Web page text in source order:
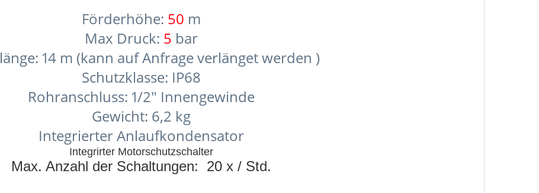
Förderhöhe: 50 m
Max Druck: 5 bar
14 m (kann auf Anfrage verlänget werden )
Schutzklasse: IP68
Rohranschluss: 1/2" Innengewinde
Gewicht: 6,2 kg
Integrierter Anlaufkondensator
Integrirter Motorschutzschalter
Max. Anzahl der Schaltungen: 20 x / Std.